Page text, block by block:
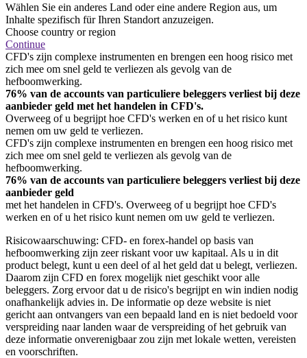
Wählen Sie ein anderes Land oder eine andere Region aus, um
Inhalte spezifisch für Ihren Standort anzuzeigen.
Choose country or region
Continue
CFD's zijn complexe instrumenten en brengen een hoog risico met
zich mee om snel geld te verliezen als gevolg van de
hefboomwerking.
76% van de accounts van particuliere beleggers verliest bij deze
aanbieder geld met het handelen in CFD's.
Overweeg of u begrijpt hoe CFD's werken en of u het risico kunt
nemen om uw geld te verliezen.
CFD's zijn complexe instrumenten en brengen een hoog risico met
zich mee om snel geld te verliezen als gevolg van de
hefboomwerking.
76% van de accounts van particuliere beleggers verliest bij deze
aanbieder geld
met het handelen in CFD's. Overweeg of u begrijpt hoe CFD's
werken en of u het risico kunt nemen om uw geld te verliezen.
Risicowaarschuwing: CFD- en forex-handel op basis van
hefboomwerking zijn zeer riskant voor uw kapitaal. Als u in dit
product belegt, kunt u een deel of al het geld dat u belegt, verliezen.
Daarom zijn CFD en forex mogelijk niet geschikt voor alle
beleggers. Zorg ervoor dat u de risico's begrijpt en win indien nodig
onafhankelijk advies in. De informatie op deze website is niet
gericht aan ontvangers van een bepaald land en is niet bedoeld voor
verspreiding naar landen waar de verspreiding of het gebruik van
deze informatie onverenigbaar zou zijn met lokale wetten, vereisten
en voorschriften.